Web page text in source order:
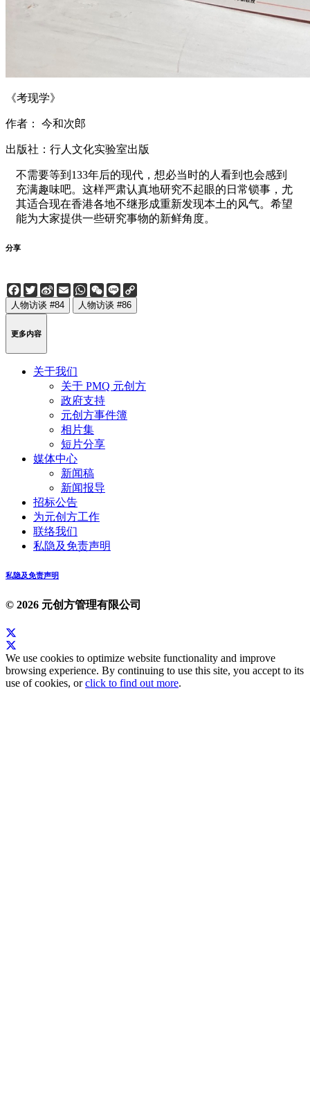
《考现学》
作者： 今和次郎
出版社：行人文化实验室出版
不需要等到133年后的现代，想必当时的人看到也会感到
充满趣味吧。这样严肃认真地研究不起眼的日常锁事，尤
其适合现在香港各地不继形成重新发现本土的风气。希望
能为大家提供一些研究事物的新鲜角度。
分享
Facebook
Twitter
Sina
Weibo
EmailWhatsApp
WeChat
Line
人物访谈 #84 人物访谈 #86
更多内容
关于我们
关于 PMQ 元创方
政府支持
元创方事件簿
相片集
短片分享
媒体中心
新闻稿
新闻报导
招标公告
为元创方工作
联络我们
私隐及免责声明
私隐及免责声明
© 2026 元创方管理有限公司
We use cookies to optimize website functionality and improve
browsing experience. By continuing to use this site, you accept to its
use of cookies, orclick to find out more.